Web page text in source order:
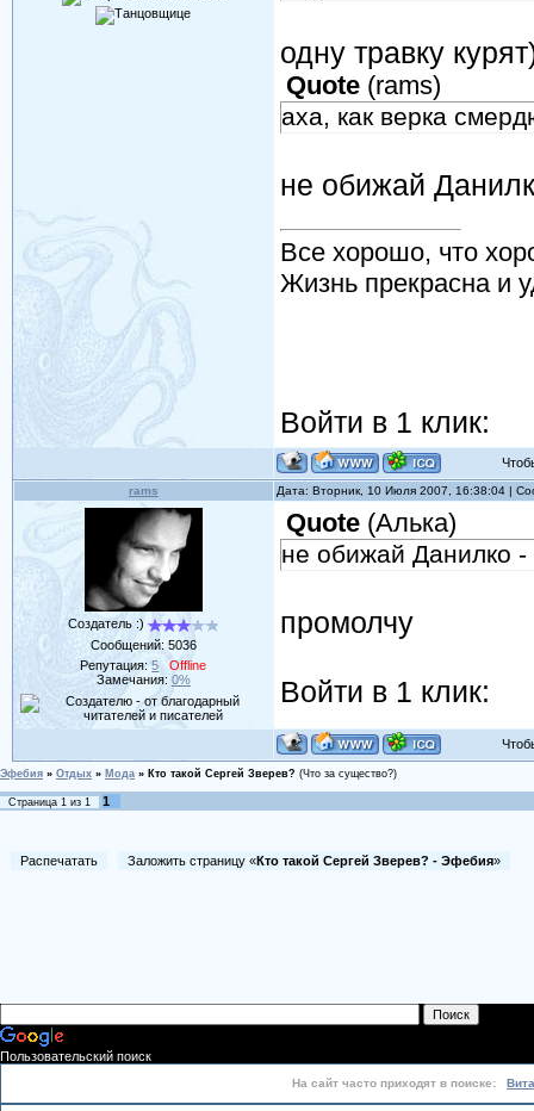
одну травку
Quote(rams)
аха, как верка
не обижай
Все хорошо, что
Жизнь прекрасна и
Войти в 1 клик:
rams Дата: Вторник, 10 Июля 2007, 16:38:04 |
Создатель :)
Сообщений: 5036
Репутация:5
Offline
Замечания: 0%
Quote(Алька)
не обижай Данилко -
промолчу
Войти в 1 клик:
Эфебия » Отдых » Мода » Кто такой Сергей Зверев? (Что за существо?)
Страница 1 из 1 1
Распечатать Заложить страницу «Кто такой Сергей Зверев? - Эфебия»
Пользовательский поиск
На сайт часто приходят в поиске: